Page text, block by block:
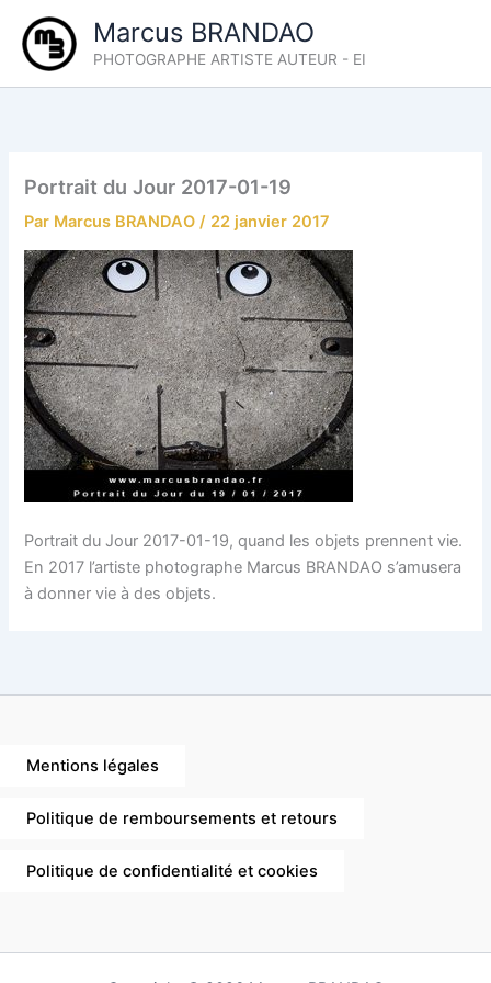
contenu
Marcus BRANDAO
PHOTOGRAPHE ARTISTE AUTEUR - EI
Portrait du Jour 2017-01-19
Par Marcus BRANDAO/ 22 janvier 2017
Portrait du Jour 2017-01-19, quand les objets prennent vie.
En 2017 l’artiste photographe Marcus BRANDAO s’amusera
à donner vie à des objets.
Mentions légales
Politique de remboursements et retours
Politique de confidentialité et cookies